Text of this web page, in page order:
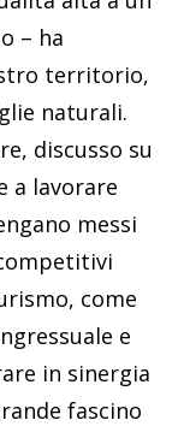
– ha
territorio,
naturali.
discusso su
a lavorare
messi
come
e
in sinergia
fascino